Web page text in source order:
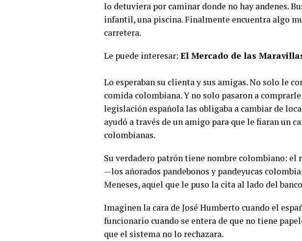
lo detuviera por caminar donde no hay andenes.
infantil, una piscina. Finalmente encuentra algo
carretera.
Le puede interesar: El Mercado de las
Lo esperaban su clienta y sus amigas. No solo le
comida colombiana. Y no solo pasaron a
legislación española las obligaba a cambiar de
ayudó a través de un amigo para que le fiaran un
colombianas.
Su verdadero patrón tiene nombre colombiano: el
—los añorados pandebonos y pandeyucas
Meneses, aquel que le puso la cita al lado del
Imaginen la cara de José Humberto cuando el
funcionario cuando se entera de que no tiene
que el sistema no lo rechazara.